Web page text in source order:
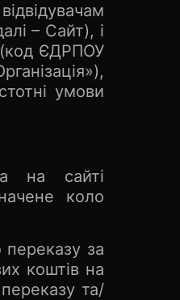
– Сайт), і
ЄДРПОУ
умови
на сайті
коло
за
коштів на
та/